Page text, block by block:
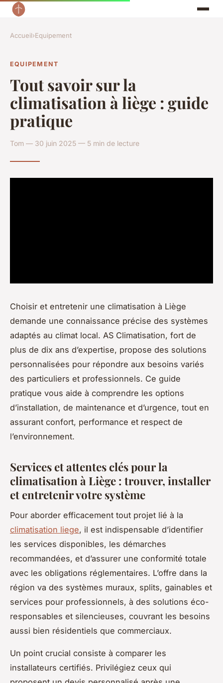
Accueil›Equipement
EQUIPEMENT
Tout savoir sur la
climatisation à liège : guide
pratique
Tom — 30 juin 2025 — 5 min de lecture
Choisir et entretenir une climatisation à Liège
demande une connaissance précise des systèmes
adaptés au climat local. AS Climatisation, fort de
plus de dix ans d’expertise, propose des solutions
personnalisées pour répondre aux besoins variés
des particuliers et professionnels. Ce guide
pratique vous aide à comprendre les options
d’installation, de maintenance et d’urgence, tout en
assurant confort, performance et respect de
l’environnement.
Services et attentes clés pour la
climatisation à Liège : trouver, installer
et entretenir votre système
Pour aborder efficacement tout projet lié à la
climatisation liege, il est indispensable d’identifier
les services disponibles, les démarches
recommandées, et d’assurer une conformité totale
avec les obligations réglementaires. L’offre dans la
région va des systèmes muraux, splits, gainables et
services pour professionnels, à des solutions éco-
responsables et silencieuses, couvrant les besoins
aussi bien résidentiels que commerciaux.
Un point crucial consiste à comparer les
installateurs certifiés. Privilégiez ceux qui